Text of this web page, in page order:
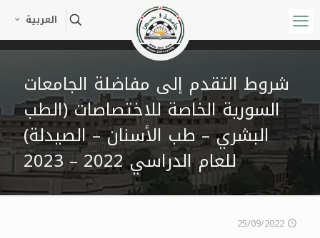
العربية
شروط التقدم إلى مفاضلة الجامعات
السورية الخاصة للاختصاصات (الطب
البشري – طب الأسنان – الصيدلة)
للعام الدراسي 2022 – 2023
25/09/2022